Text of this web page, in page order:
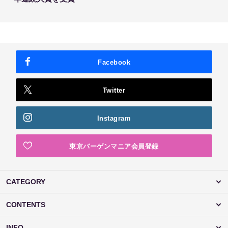
Facebook
Twitter
Instagram
東京バーゲンマニア会員登録
CATEGORY
CONTENTS